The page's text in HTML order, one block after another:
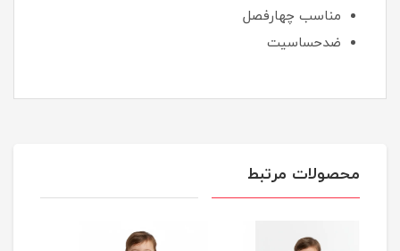
مناسب چهارفصل
ضدحساسیت
محصولات مرتبط